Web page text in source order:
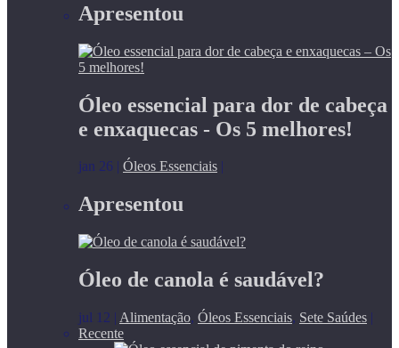
Apresentou
Óleo essencial para dor de cabeça
e enxaquecas - Os 5 melhores!
jan 26 | Óleos Essenciais |
Apresentou
Óleo de canola é saudável?
jul 12 | Alimentação, Óleos Essenciais, Sete Saúdes |
Recente